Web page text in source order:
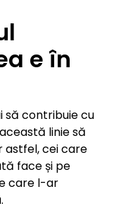
e în
să contribuie cu
linie să
astfel, cei care
face și pe
care l-ar